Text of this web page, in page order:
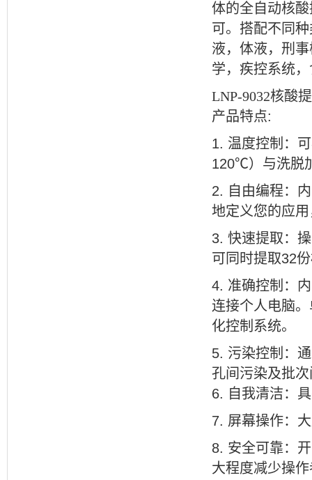
体的全自动核
可。搭配不同
液，体液，刑
学，疾控系统
LNP-9032核酸
产品特点:
1. 温度控制：
120℃）与洗脱
2. 自由编程：
地定义您的应
3. 快速提取：
可同时提取32
4. 准确控制：
连接个人电脑
化控制系统。
5. 污染控制：
孔间污染及批
6. 自我清洁：
7. 屏幕操作：
8. 安全可靠：
大程度减少操